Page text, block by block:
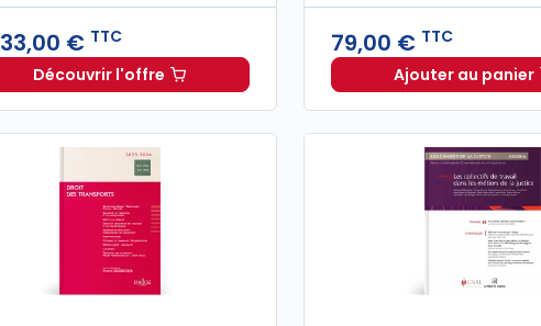
33,00 € TTC
Découvrir l'offreDroit et climat à partir de Dès 33,00 €TTC
79,00 € TTC
Ajouter au panier
Les